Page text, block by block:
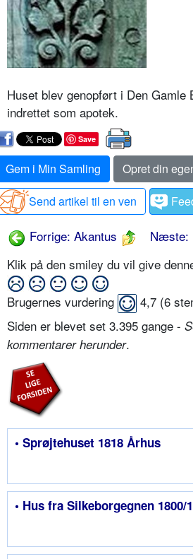
Huset blev genopført i Den Gamle
indrettet som apotek.
Save
Gem i Min Samling
Opret din
Send artikel til en ven
Forrige: Akantus
Næste:
Klik på den smiley du vil give
Brugernes vurdering 4,7 (6
Siden er blevet set 3.395 gange -
kommentarer herunder.
• Sprøjtehuset 1818 Århus
• Hus fra Silkeborgegnen 1800/